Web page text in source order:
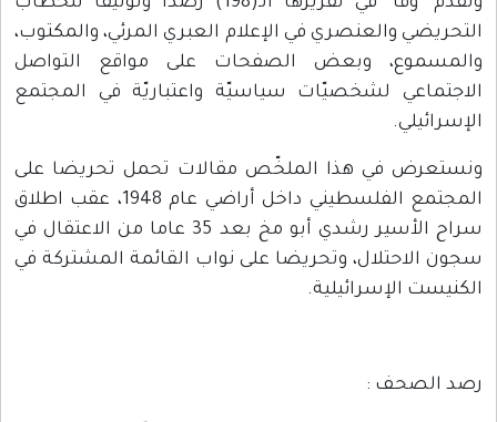
التحريضي والعنصري في الإعلام العبري المرئي، والمكتوب،
والمسموع، وبعض الصفحات على مواقع التواصل
الاجتماعي لشخصيّات سياسيّة واعتباريّة في المجتمع
الإسرائيلي.
ونستعرض في هذا الملخّص مقالات تحمل تحريضا على
المجتمع الفلسطيني داخل أراضي عام 1948، عقب اطلاق
سراح الأسير رشدي أبو مخ بعد 35 عاما من الاعتقال في
سجون الاحتلال، وتحريضا على نواب القائمة المشتركة في
الكنيست الإسرائيلية.
رصد الصحف :